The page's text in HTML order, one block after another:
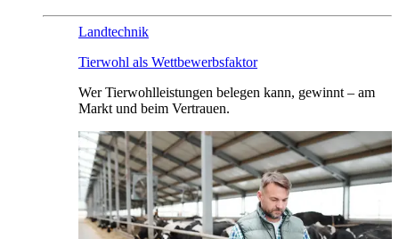
Landtechnik
Tierwohl als Wettbewerbsfaktor
Wer Tierwohlleistungen belegen kann, gewinnt – am
Markt und beim Vertrauen.